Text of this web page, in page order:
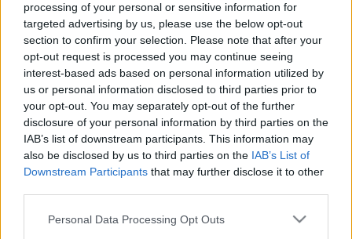
processing of your personal or sensitive information for
targeted advertising by us, please use the below opt-out
section to confirm your selection. Please note that after your
opt-out request is processed you may continue seeing
interest-based ads based on personal information utilized by
us or personal information disclosed to third parties prior to
your opt-out. You may separately opt-out of the further
disclosure of your personal information by third parties on the
IAB’s list of downstream participants. This information may
also be disclosed by us to third parties on the IAB’s List of
Downstream Participants that may further disclose it to other
Please note that this website/app uses one or more Google
Personal Data Processing Opt Outs
20 éve hunyt el Papp Ferenc
iskolateremtő számítógépes
nyelvész
TINTA Könyvkiadó•2021. április 19.
Az alábbi írás a Magyarságkutató Intézet honlapján
jelent meg 2021. 04. 05-én. Ma 20 éve elhunyt Papp
Ferenc nyelvész, akadémikus, egyetemi tanár. A
Bolla Kálmán sorozatszerkesztésében megjelent
Magyar Nyelvész Pályaképek és Önvallomások 38.
kötetében olvashatók Papp Ferenc következő szavai: